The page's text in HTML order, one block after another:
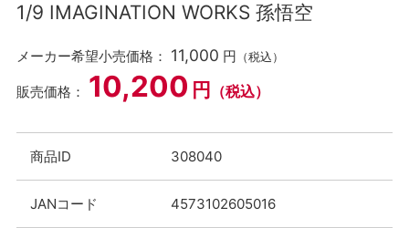
1/9 IMAGINATION WORKS 孫悟空
メーカー希望小売価格： 11,000 円 （税込）
販売価格： 10,200 円 （税込）
商品ID 308040
JANコード 4573102605016